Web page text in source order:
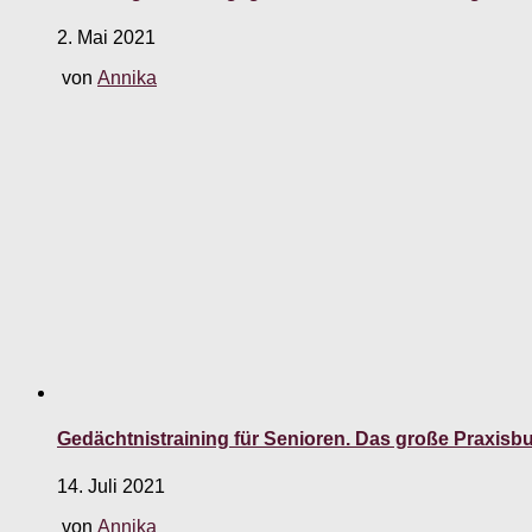
2. Mai 2021
von Annika
Gedächtnistraining für Senioren. Das große
14. Juli 2021
von Annika